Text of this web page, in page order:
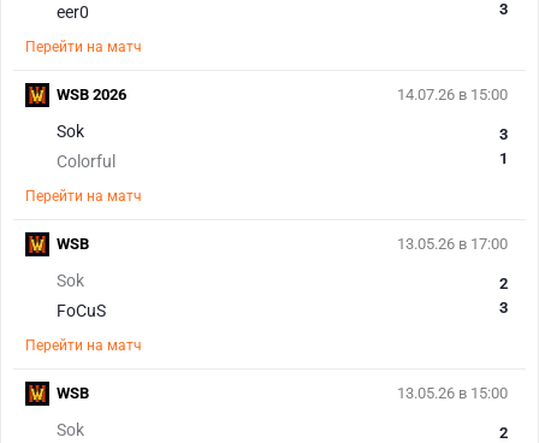
eer0
3
Перейти на матч
14.07.26 в 15:00
Sok
Colorful
3
1
Перейти на матч
WSB 2026
13.05.26 в 17:00
Sok
FoCuS
2
3
Перейти на матч
WSB
13.05.26 в 15:00
Sok
2
WSB